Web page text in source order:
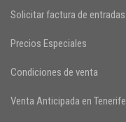
Solicitar factura de entradas
Precios Especiales
Condiciones de venta
Venta Anticipada en Tenerife